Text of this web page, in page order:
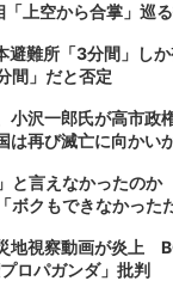
上空から合掌」巡
避難所「3分間」し
間」だと否定
小沢一郎氏が高市政
再び滅亡に向かい
と言えなかったの
ボクもできなかった
地視察動画が炎上
ロパガンダ」批判